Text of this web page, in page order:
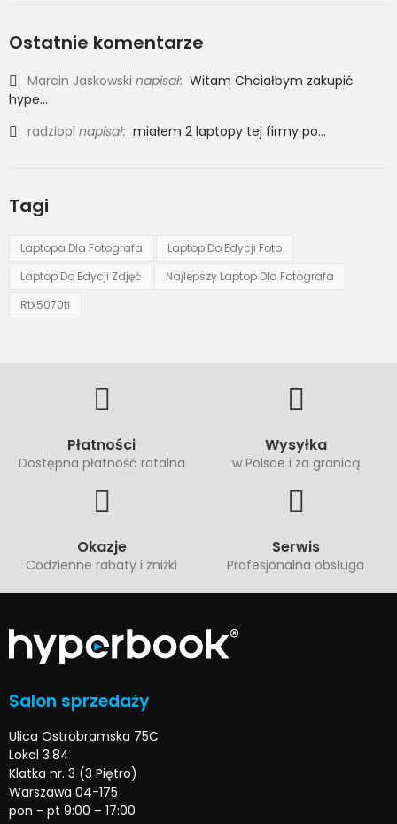
Ostatnie komentarze
Marcin Jaskowski napisał: Witam Chciałbym zakupić
hype...
radziopl napisał: miałem 2 laptopy tej firmy po...
Tagi
Laptopa Dla Fotografa
Laptop Do Edycji Foto
Laptop Do Edycji Zdjęć
Najlepszy Laptop Dla Fotografa
Rtx5070ti
Płatności
Dostępna płatność ratalna
Wysyłka
w Polsce i za granicą
Okazje
Codzienne rabaty i zniżki
Serwis
Profesjonalna obsługa
Salon sprzedaży
Ulica Ostrobramska 75C
Lokal 3.84
Klatka nr. 3 (3 Piętro)
Warszawa 04-175
pon - pt 9:00 – 17:00